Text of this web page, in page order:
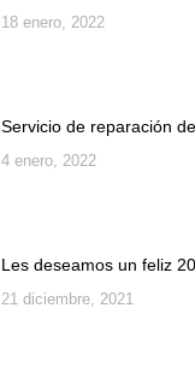
18 enero, 2022
Servicio de reparación
4 enero, 2022
Les deseamos un feliz
21 diciembre, 2021